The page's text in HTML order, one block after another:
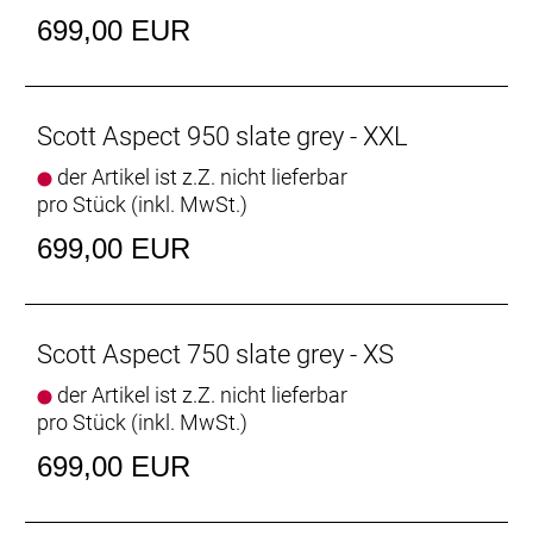
699,00 EUR
Scott Aspect 950 slate grey - XXL
der Artikel ist z.Z. nicht lieferbar
pro Stück (inkl. MwSt.)
699,00 EUR
Scott Aspect 750 slate grey - XS
der Artikel ist z.Z. nicht lieferbar
pro Stück (inkl. MwSt.)
699,00 EUR